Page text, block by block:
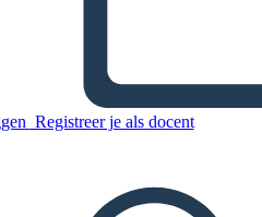
Registreer je als docent
ציר זמן השפל הגדול - 1929-
STORYBOARD